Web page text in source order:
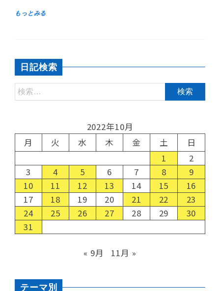
日記検索
2022年10月
月
火 水 木 金 土
日
1
2
3
4 5 6 7 8
9
10
11 12 13 14 15
16
17
18 19 20 21 22
23
24
25 26 27 28 29
30
31
« 9月 11月 »
テーマ別